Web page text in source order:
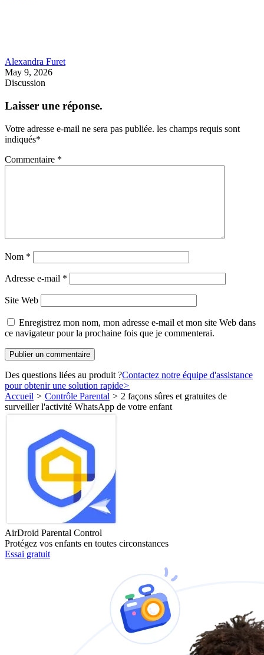
Alexandra Furet
May 9, 2026
Discussion
Laisser une réponse.
Votre adresse e-mail ne sera pas publiée. les champs requis sont
indiqués*
Commentaire *
Nom *
Adresse e-mail *
Site Web
Enregistrez mon nom, mon adresse e-mail et mon site Web dans
ce navigateur pour la prochaine fois que je commenterai.
Des questions liées au produit ?Contactez notre équipe d'assistance
pour obtenir une solution rapide>
Accueil > Contrôle Parental > 2 façons sûres et gratuites de
surveiller l'activité WhatsApp de votre enfant
AirDroid Parental Control
Protégez vos enfants en toutes circonstances
Essai gratuit